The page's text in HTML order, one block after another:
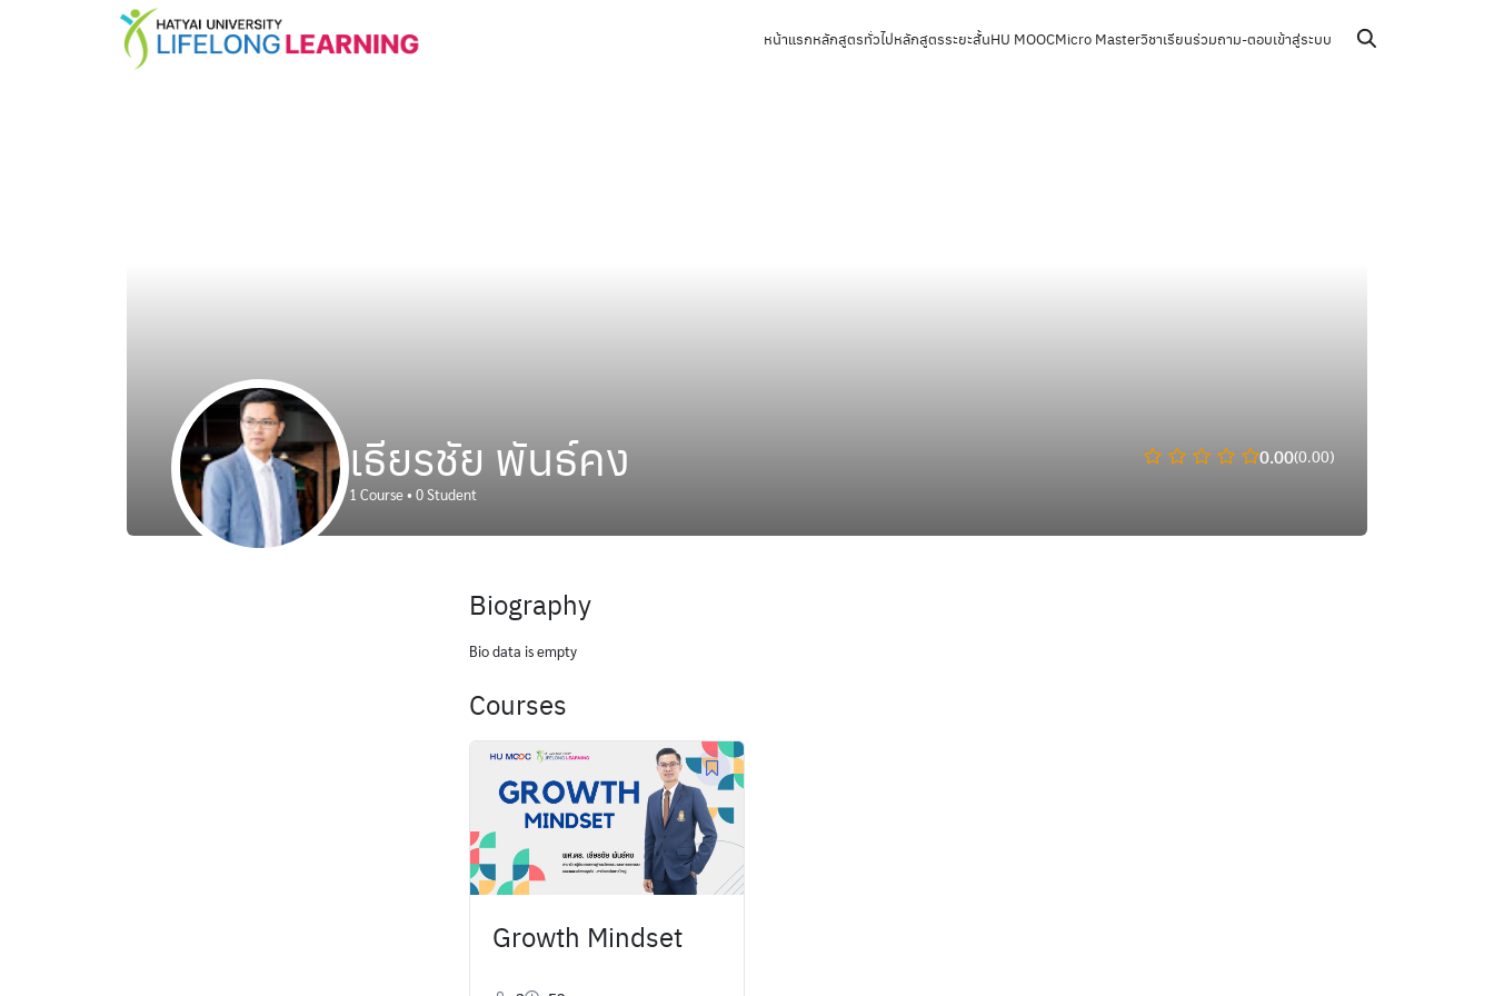
หน้าแรกหลักสูตรทั่วไปหลักสูตรระยะสั้นHU MOOCMicro Masterวิชาเรียนร่วมถาม-ตอบเข้าสู่ระบบ
เธียรชัย พันธ์คง
1 Course• 0Student
0.00(0.00)
Biography
Bio data is empty
Courses
Growth Mindset